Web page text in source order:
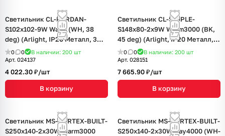
Светильник CL-KARDAN-
S102x102-9W Warm (WH, 38
deg) (Arlight, IP20 Металл, 3
года)
0 0 В наличии: 200 шт
Арт. 024137
4 022.30 ₽/шт
В корзину
Светильник CL-SIMPLE-
S148x80-2x9W Warm3000 (BK,
45 deg) (Arlight, IP20 Металл, 3
года)
0 0 В наличии: 200 шт
Арт. 028151
7 665.90 ₽/шт
В корзину
Светильник MS-VORTEX-BUILT-
S250x140-2x30W Warm3000
Светильник MS-VORTEX-BUILT-
S250x140-2x30W Day4000 (WH-